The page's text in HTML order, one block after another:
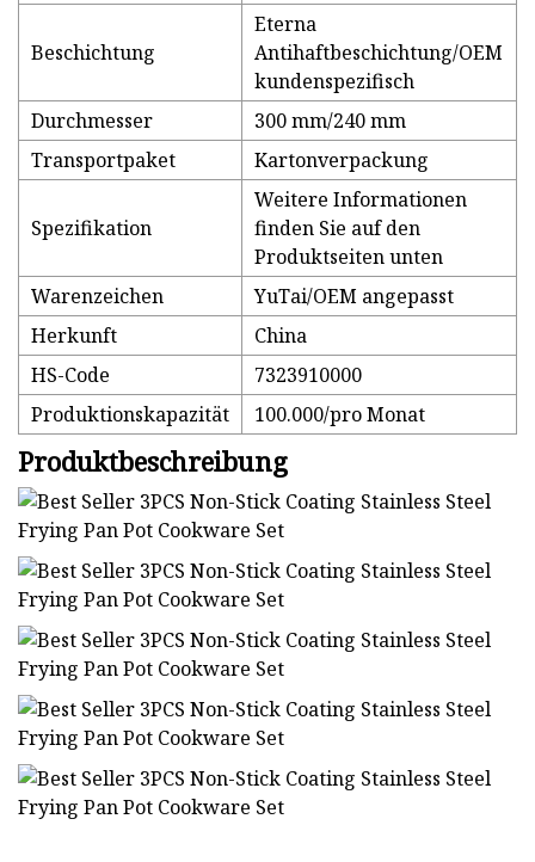
Beschichtung
Eterna
Antihaftbeschichtung/OEM
kundenspezifisch
Durchmesser
300 mm/240 mm
Transportpaket
Kartonverpackung
Spezifikation
Weitere Informationen
finden Sie auf den
Produktseiten unten
Warenzeichen
YuTai/OEM angepasst
Herkunft
China
HS-Code
7323910000
Produktionskapazität
100.000/pro Monat
Produktbeschreibung